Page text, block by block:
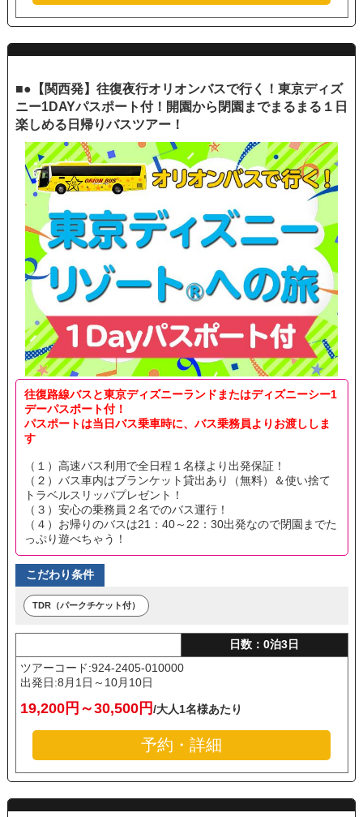
■●【関西発】往復夜行オリオンバスで行く！東京ディズ
ニー1DAYパスポート付！開園から閉園までまるまる１日
楽しめる日帰りバスツアー！
往復路線バスと東京ディズニーランドまたはディズニーシー1
デーパスポート付！
パスポートは当日バス乗車時に、バス乗務員よりお渡ししま
す
（１）高速バス利用で全日程１名様より出発保証！
（２）バス車内はブランケット貸出あり（無料）＆使い捨て
トラベルスリッパプレゼント！
（３）安心の乗務員２名でのバス運行！
（４）お帰りのバスは21：40～22：30出発なので閉園までた
っぷり遊べちゃう！
こだわり条件
TDR（パークチケット付）
日数：0泊3日
ツアーコード:924-2405-010000
出発日:8月1日～10月10日
19,200円～30,500円/大人1名様あたり
予約・詳細